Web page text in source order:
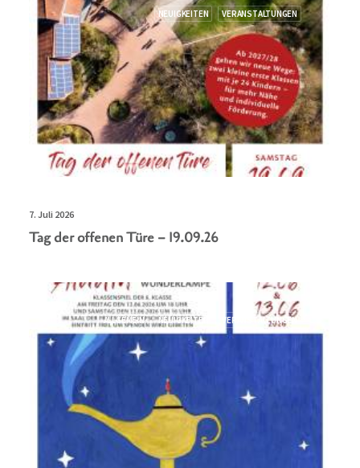
NEUIGKEITEN VERANSTALTUNGEN
7. Juli 2026
Tag der offenen Türe – 19.09.26
ALLGEMEIN NEUIGKEITEN VERANSTALTUNGEN